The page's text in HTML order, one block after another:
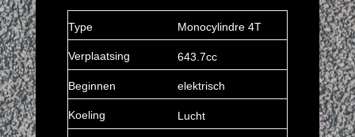
Type Monocylindre 4T
Verplaatsing 643.7cc
Beginnen elektrisch
Koeling Lucht